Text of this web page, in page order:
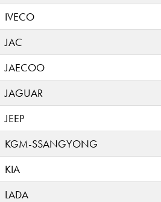
IVECO
JAC
JAECOO
JAGUAR
JEEP
KGM-SSANGYONG
KIA
LADA